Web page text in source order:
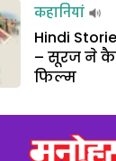
कहानियां
Hindi
– सूरज ने
फिल्म